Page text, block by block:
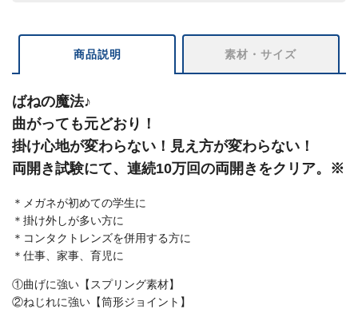
商品説明 素材・サイズ
ばねの魔法♪
曲がっても元どおり！
掛け心地が変わらない！見え方が変わらない！
両開き試験にて、連続10万回の両開きをクリア。※
＊メガネが初めての学生に
＊掛け外しが多い方に
＊コンタクトレンズを併用する方に
＊仕事、家事、育児に
①曲げに強い【スプリング素材】
②ねじれに強い【筒形ジョイント】